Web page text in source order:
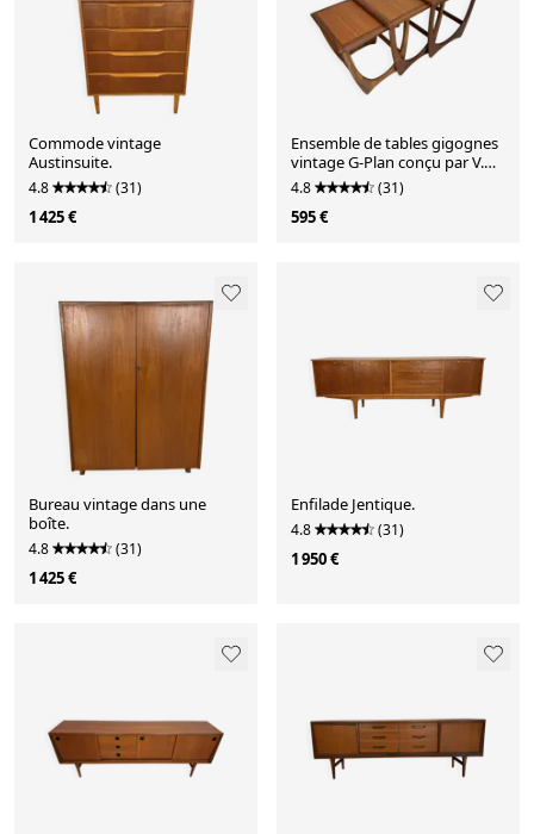
Commode vintage
Austinsuite.
4.8 (31)
1 425 €
Ensemble de tables gigognes
vintage G-Plan conçu par V.
Wilkins dans les années 1960.
4.8 (31)
595 €
Bureau vintage dans une
boîte.
4.8 (31)
1 425 €
Enfilade Jentique.
4.8 (31)
1 950 €